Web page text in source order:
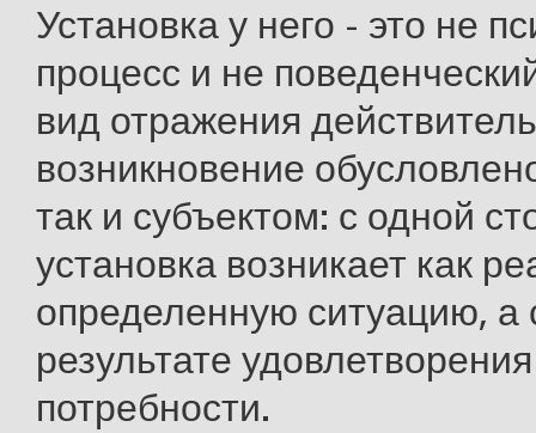
Установка у него - это не
процесс и не
вид отражения
возникновение
так и субъектом: с одной
установка возникает как
определенную ситуацию, а
результате
потребности.